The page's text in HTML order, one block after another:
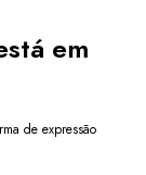
e estilo
em
de expressão